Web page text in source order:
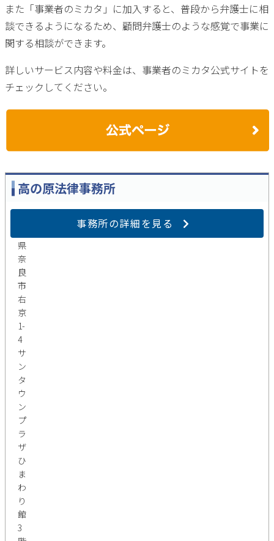
また「事業者のミカタ」に加入すると、普段から弁護士に相
談できるようになるため、顧問弁護士のような感覚で事業に
関する相談ができます。
詳しいサービス内容や料金は、事業者のミカタ公式サイトを
チェックしてください。
高の原法律事務所
県
奈
良
市
右
京
1-
4
サ
ン
タ
ウ
ン
プ
ラ
ザ
ひ
ま
わ
り
館
3
事務所の詳細を見る